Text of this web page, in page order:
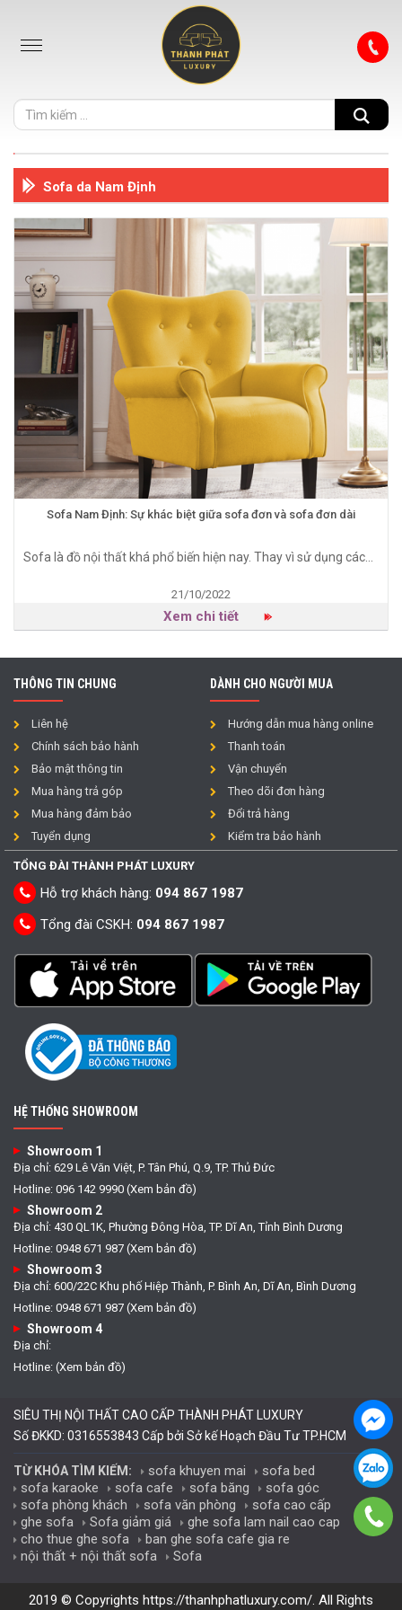
Sofa da Nam Định
Sofa Nam Định: Sự khác biệt giữa sofa đơn và sofa đơn dài
Sofa là đồ nội thất khá phổ biến hiện nay. Thay vì sử dụng các...
21/10/2022
Xem chi tiết
THÔNG TIN CHUNG
Liên hệ
Chính sách bảo hành
Bảo mật thông tin
Mua hàng trả góp
Mua hàng đảm bảo
Tuyển dụng
DÀNH CHO NGƯỜI MUA
Hướng dẫn mua hàng online
Thanh toán
Vận chuyển
Theo dõi đơn hàng
Đổi trả hàng
Kiểm tra bảo hành
TỔNG ĐÀI THÀNH PHÁT LUXURY
Hỗ trợ khách hàng: 094 867 1987
Tổng đài CSKH: 094 867 1987
HỆ THỐNG SHOWROOM
Showroom 1
Địa chỉ: 629 Lê Văn Việt, P. Tân Phú, Q.9, TP. Thủ Đức
Hotline: 096 142 9990 (Xem bản đồ)
Showroom 2
Địa chỉ: 430 QL1K, Phường Đông Hòa, TP. Dĩ An, Tỉnh Bình Dương
Hotline: 0948 671 987 (Xem bản đồ)
Showroom 3
Địa chỉ: 600/22C Khu phố Hiệp Thành, P. Bình An, Dĩ An, Bình Dương
Hotline: 0948 671 987 (Xem bản đồ)
Showroom 4
Địa chỉ:
Hotline: (Xem bản đồ)
SIÊU THỊ NỘI THẤT CAO CẤP THÀNH PHÁT LUXURY
Số ĐKKD: 0316553843 Cấp bởi Sở kế Hoạch Đầu Tư TP.HCM
TỪ KHÓA TÌM KIẾM: sofa khuyen mai
sofa bed
sofa karaoke
sofa cafe sofa băng
sofa góc
sofa phòng khách
sofa văn phòng
sofa cao cấp
ghe sofa
Sofa giảm giá
ghe sofa lam nail cao cap
cho thue ghe sofa
ban ghe sofa cafe gia re
nội thất + nội thất sofa
Sofa
2019 © Copyrights https://thanhphatluxury.com/. All Rights